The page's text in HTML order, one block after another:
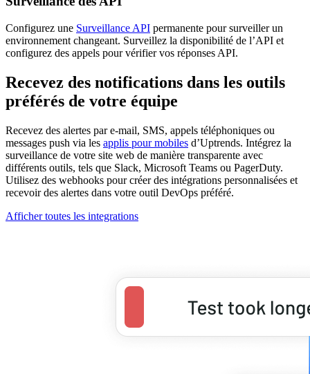
Configurez une Surveillance API permanente pour surveiller un
environnement changeant. Surveillez la disponibilité de l’API et
configurez des appels pour vérifier vos réponses API.
Recevez des notifications dans les outils
préférés de votre équipe
Recevez des alertes par e-mail, SMS, appels téléphoniques ou
messages push via les applis pour mobiles d’Uptrends. Intégrez la
surveillance de votre site web de manière transparente avec
différents outils, tels que Slack, Microsoft Teams ou PagerDuty.
Utilisez des webhooks pour créer des intégrations personnalisées et
recevoir des alertes dans votre outil DevOps préféré.
Afficher toutes les integrations